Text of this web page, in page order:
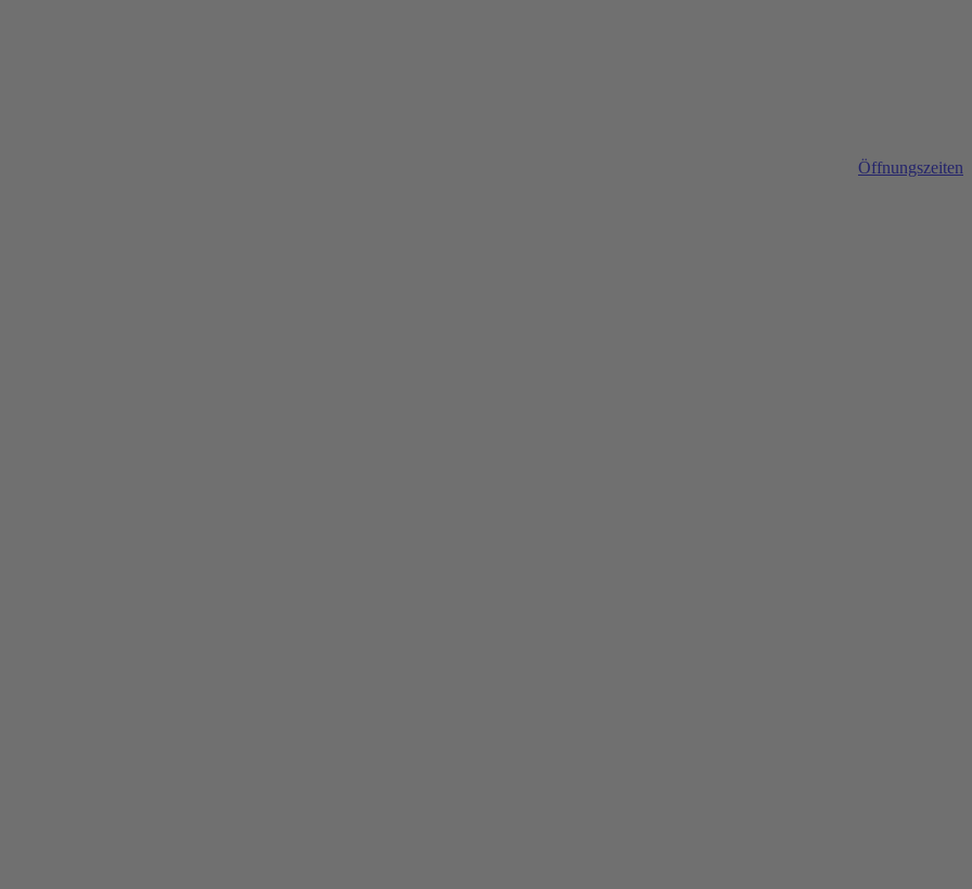
Öffnungszeiten